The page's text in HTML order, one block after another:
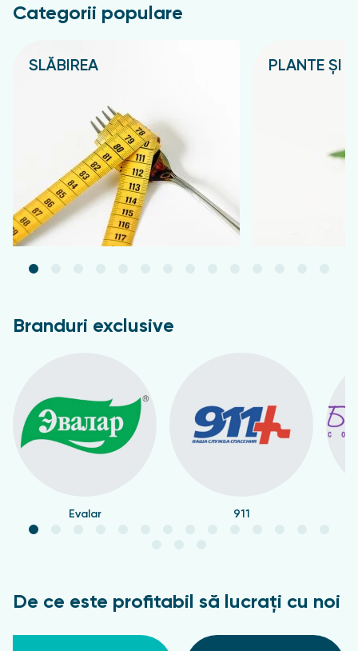
Categorii populare
SLĂBIREA PLANTE ȘI
Branduri exclusive
Evalar 911
De ce este profitabil să lucrați cu noi